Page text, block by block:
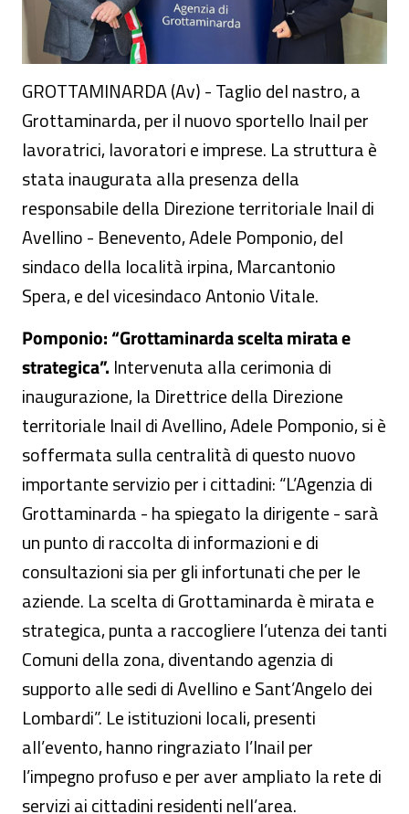
GROTTAMINARDA (Av) - Taglio del nastro, a
Grottaminarda, per il nuovo sportello Inail per
lavoratrici, lavoratori e imprese. La struttura è
stata inaugurata alla presenza della
responsabile della Direzione territoriale Inail di
Avellino - Benevento, Adele Pomponio, del
sindaco della località irpina, Marcantonio
Spera, e del vicesindaco Antonio Vitale.
Pomponio: “Grottaminarda scelta mirata e
strategica”. Intervenuta alla cerimonia di
inaugurazione, la Direttrice della Direzione
territoriale Inail di Avellino, Adele Pomponio, si è
soffermata sulla centralità di questo nuovo
importante servizio per i cittadini: “L’Agenzia di
Grottaminarda - ha spiegato la dirigente - sarà
un punto di raccolta di informazioni e di
consultazioni sia per gli infortunati che per le
aziende. La scelta di Grottaminarda è mirata e
strategica, punta a raccogliere l’utenza dei tanti
Comuni della zona, diventando agenzia di
supporto alle sedi di Avellino e Sant’Angelo dei
Lombardi”. Le istituzioni locali, presenti
all’evento, hanno ringraziato l’Inail per
l’impegno profuso e per aver ampliato la rete di
servizi ai cittadini residenti nell’area.